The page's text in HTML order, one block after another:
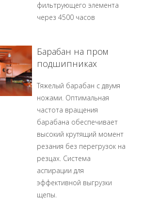
фильтрующего элемента
через 4500 часов
Барабан на пром
подшипниках
Тяжелый барабан с двумя
ножами. Оптимальная
частота вращения
барабана обеспечивает
высокий крутящий момент
резания без перегрузок на
резцах. Система
аспирации для
эффективной выгрузки
щепы.